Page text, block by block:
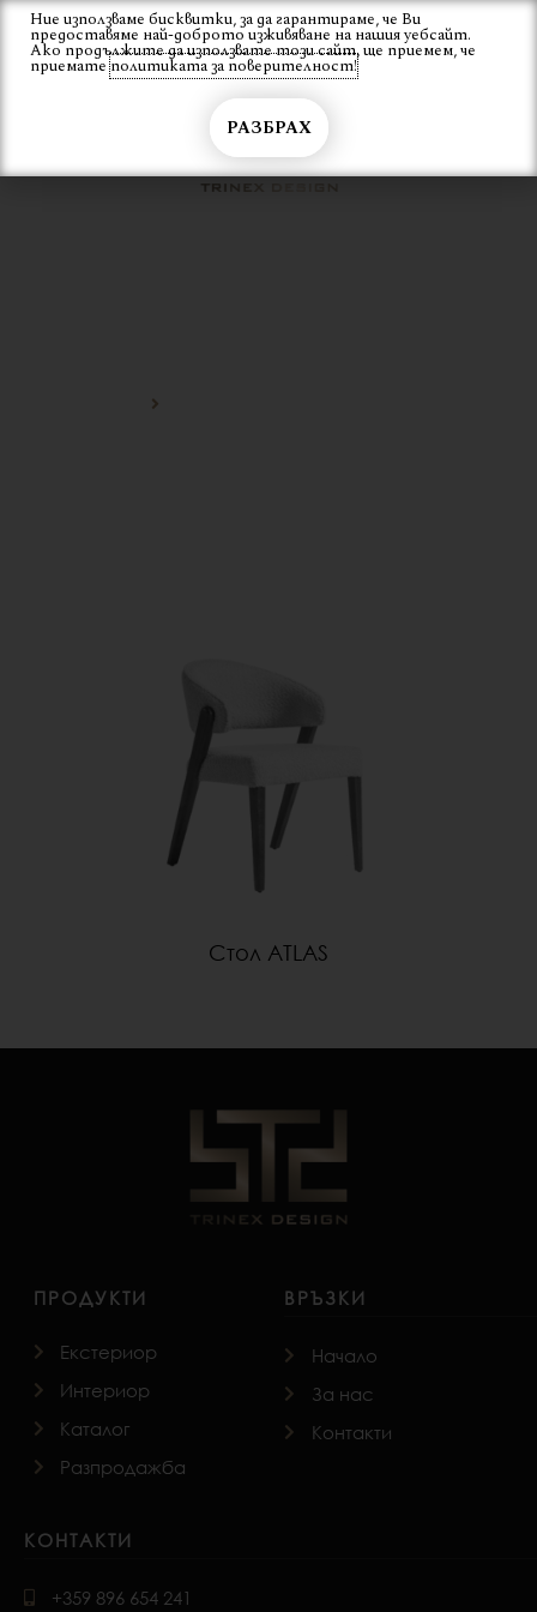
Skip
content
Вход
Стол ATLAS
ПРОДУКТИ
Екстериор
Интериор
Каталог
Разпродажба
ВРЪЗКИ
Начало
За нас
Контакти
КОНТАКТИ
+359 896 654 241
Ние използваме бисквитки, за да гарантираме, че Ви
предоставяме най-доброто изживяване на нашия уебсайт.
Ако продължите да използвате този сайт, ще приемем, че
приематеполитиката за поверителност!
РАЗБРАХ